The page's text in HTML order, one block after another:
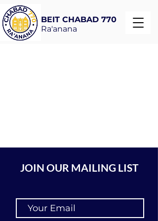
BEIT CHABAD 770
Ra'anana
JOIN OUR MAILING LIST